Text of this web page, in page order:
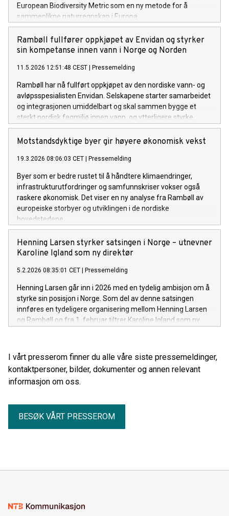
European Biodiversity Metric som en ny metode for å
sammenlikne naturregnskap i Europa.
Rambøll fullfører oppkjøpet av Envidan og styrker
sin kompetanse innen vann i Norge og Norden
11.5.2026 12:51:48 CEST Pressemelding
Rambøll har nå fullført oppkjøpet av den nordiske vann- og
avløpsspesialisten Envidan. Selskapene starter samarbeidet
og integrasjonen umiddelbart og skal sammen bygge et
sterkt nordisk fagmiljø innen vann, og ytterligere styrke
Rambølls posisjon i Norden og internasjonalt.
Motstandsdyktige byer gir høyere økonomisk vekst
19.3.2026 08:06:03 CET Pressemelding
Byer som er bedre rustet til å håndtere klimaendringer,
infrastrukturutfordringer og samfunnskriser vokser også
raskere økonomisk. Det viser en ny analyse fra Rambøll av
europeiske storbyer og utviklingen i de nordiske
hovedstedene.
Henning Larsen styrker satsingen i Norge – utnevner
Karoline Igland som ny direktør
5.2.2026 08:35:01 CET Pressemelding
Henning Larsen går inn i 2026 med en tydelig ambisjon om å
styrke sin posisjon i Norge. Som del av denne satsingen
innføres en tydeligere organisering mellom Henning Larsen
og Rambøll og fra 1. februar tiltrer Karoline Igland som ny
I vårt presserom finner du alle våre siste pressemeldinger,
kontaktpersoner, bilder, dokumenter og annen relevant
informasjon om oss.
BESØK VÅRT PRESSEROM